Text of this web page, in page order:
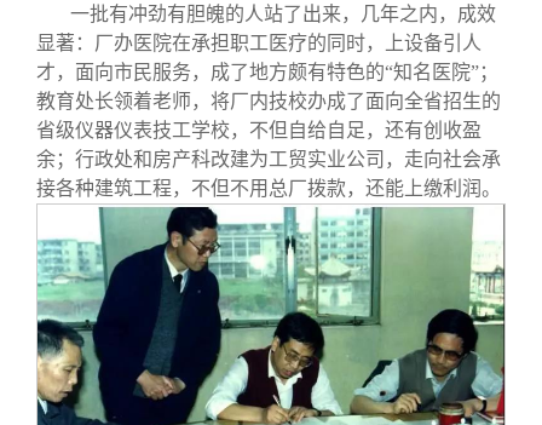
一批有冲劲有胆魄的人站了出来，几年之内，成效
显著：厂办医院在承担职工医疗的同时，上设备引人
才，面向市民服务，成了地方颇有特色的“知名医院”；
教育处长领着老师，将厂内技校办成了面向全省招生的
省级仪器仪表技工学校，不但自给自足，还有创收盈
余；行政处和房产科改建为工贸实业公司，走向社会承
接各种建筑工程，不但不用总厂拨款，还能上缴利润。